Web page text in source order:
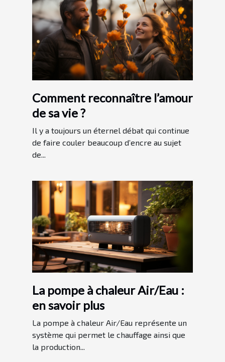
Comment reconnaître l’amour
de sa vie ?
Il y a toujours un éternel débat qui continue
de faire couler beaucoup d’encre au sujet
de...
La pompe à chaleur Air/Eau :
en savoir plus
La pompe à chaleur Air/Eau représente un
système qui permet le chauffage ainsi que
la production...